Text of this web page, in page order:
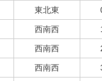
東北東
西南西
西南西
西南西